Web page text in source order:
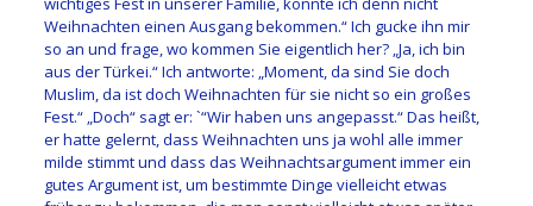
Weihnachten einen Ausgang bekommen.“ Ich gucke ihn mir
so an und frage, wo kommen Sie eigentlich her? „Ja, ich bin
aus der Türkei.“ Ich antworte: „Moment, da sind Sie doch
Muslim, da ist doch Weihnachten für sie nicht so ein großes
Fest.“ „Doch“ sagt er: `“Wir haben uns angepasst.“ Das heißt,
er hatte gelernt, dass Weihnachten uns ja wohl alle immer
milde stimmt und dass das Weihnachtsargument immer ein
gutes Argument ist, um bestimmte Dinge vielleicht etwas